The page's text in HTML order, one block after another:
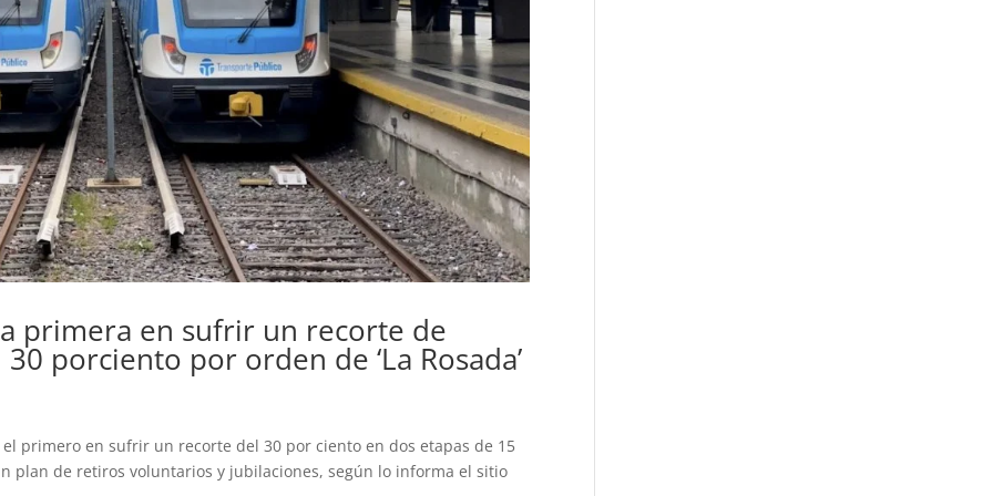
primera en sufrir un recorte de
porciento por orden de ‘La Rosada’
primero en sufrir un recorte del 30 por ciento en dos etapas de 15
plan de retiros voluntarios y jubilaciones, según lo informa el sitio